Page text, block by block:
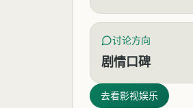
讨论方向
剧情口碑
去看影视娱乐